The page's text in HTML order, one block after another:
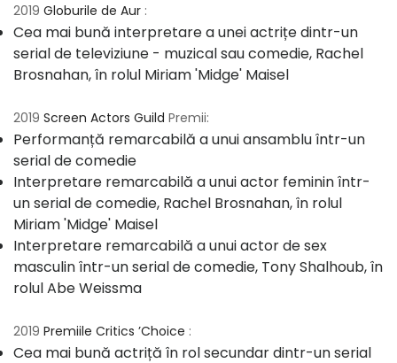
2019 Globurile de Aur :
Cea mai bună interpretare a unei actrițe dintr-un
serial de televiziune - muzical sau comedie, Rachel
Brosnahan, în rolul Miriam 'Midge' Maisel
2019 Screen Actors Guild Premii:
Performanță remarcabilă a unui ansamblu într-un
serial de comedie
Interpretare remarcabilă a unui actor feminin într-
un serial de comedie, Rachel Brosnahan, în rolul
Miriam 'Midge' Maisel
Interpretare remarcabilă a unui actor de sex
masculin într-un serial de comedie, Tony Shalhoub, în
​​rolul Abe Weissma
2019 Premiile Critics ’Choice :
Cea mai bună actriță în rol secundar dintr-un serial